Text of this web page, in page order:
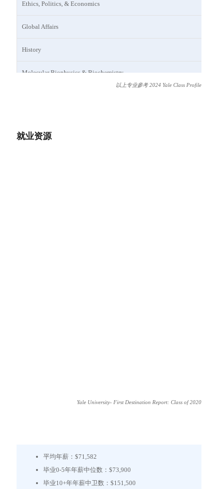
Ethics, Politics, & Economics
Global Affairs
History
Molecular Biophysics & Biochemistry
Political Science
以上专业參考 2024 Yale Class Profile
就业资源
Yale University- First Destination Report: Class of 2020
平均年薪：$71,582
毕业0-5年年薪中位数：$73,900
毕业10+年年薪中卫数：$151,500